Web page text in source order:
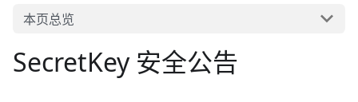
本页总览
SecretKey 安全公告